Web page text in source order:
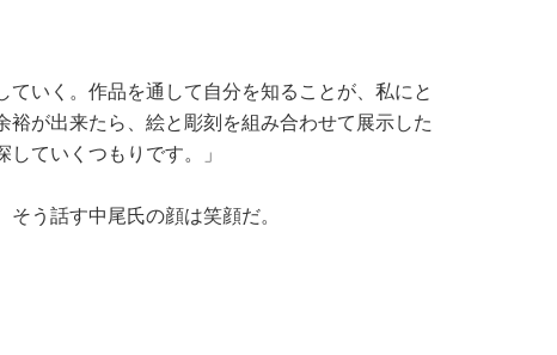
いく。作品を通して自分を知ることが、私にと
裕が出来たら、絵と彫刻を組み合わせて展示した
ていくつもりです。」
そう話す中尾氏の顔は笑顔だ。